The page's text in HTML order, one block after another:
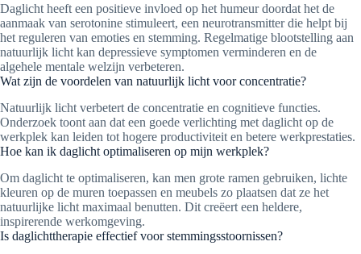
Daglicht heeft een positieve invloed op het humeur doordat het de
aanmaak van serotonine stimuleert, een neurotransmitter die helpt bij
het reguleren van emoties en stemming. Regelmatige blootstelling aan
natuurlijk licht kan depressieve symptomen verminderen en de
algehele mentale welzijn verbeteren.
Wat zijn de voordelen van natuurlijk licht voor concentratie?
Natuurlijk licht verbetert de concentratie en cognitieve functies.
Onderzoek toont aan dat een goede verlichting met daglicht op de
werkplek kan leiden tot hogere productiviteit en betere werkprestaties.
Hoe kan ik daglicht optimaliseren op mijn werkplek?
Om daglicht te optimaliseren, kan men grote ramen gebruiken, lichte
kleuren op de muren toepassen en meubels zo plaatsen dat ze het
natuurlijke licht maximaal benutten. Dit creëert een heldere,
inspirerende werkomgeving.
Is daglichttherapie effectief voor stemmingsstoornissen?